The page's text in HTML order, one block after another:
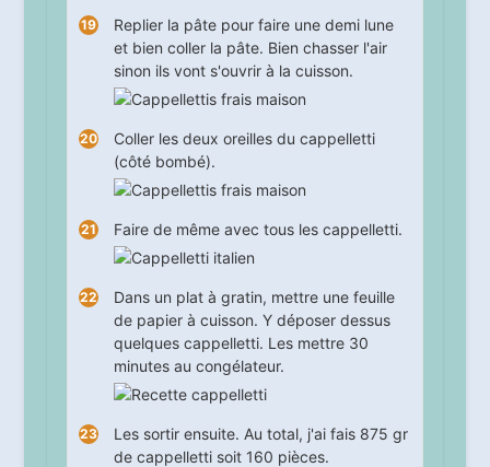
Replier la pâte pour faire une demi lune
et bien coller la pâte. Bien chasser l'air
sinon ils vont s'ouvrir à la cuisson.
Coller les deux oreilles du cappelletti
(côté bombé).
Faire de même avec tous les cappelletti.
Dans un plat à gratin, mettre une feuille
de papier à cuisson. Y déposer dessus
quelques cappelletti. Les mettre 30
minutes au congélateur.
Les sortir ensuite. Au total, j'ai fais 875 gr
de cappelletti soit 160 pièces.